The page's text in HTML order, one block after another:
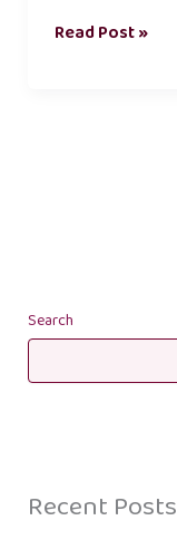
Read Post »
Search
Recent Posts